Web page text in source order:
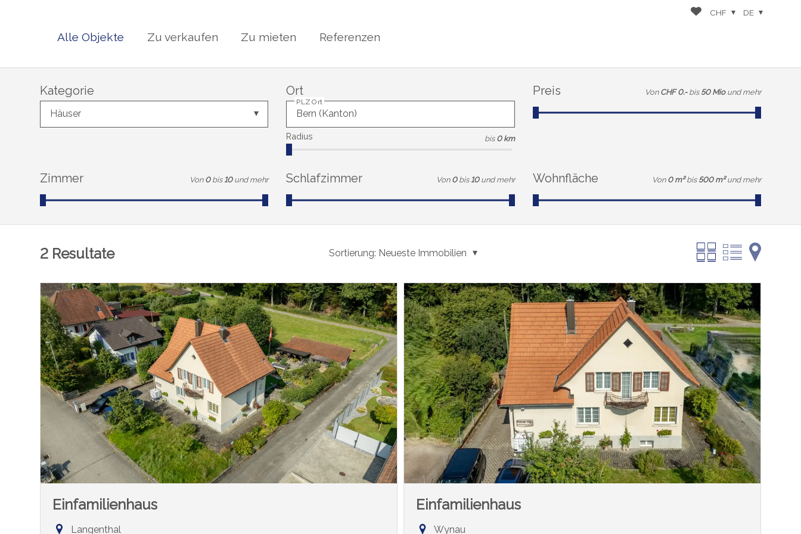
Alle Objekte Zu verkaufen Zu mieten Referenzen
CHF DE
Kategorie
Häuser
Ort
PLZ Ort
Radius bis 0 km
Preis Von CHF 0.- bis 50 Mio und mehr
Zimmer Von 0 bis 10 und mehr Schlafzimmer Von 0 bis 10 und mehr Wohnfläche Von 0 m² bis 500 m² und mehr
2 Resultate Sortierung: Neueste Immobilien
Einfamilienhaus
Langenthal
Einfamilienhaus
Wynau